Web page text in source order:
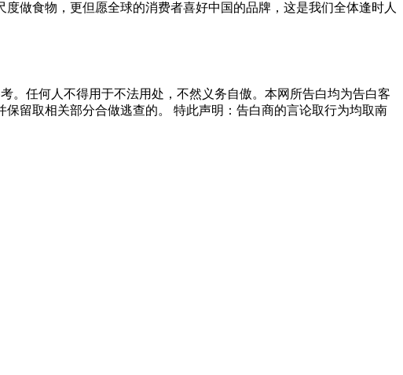
做食物，更但愿全球的消费者喜好中国的品牌，这是我们全体逢时人
。任何人不得用于不法用处，不然义务自傲。本网所告白均为告白客
留取相关部分合做逃查的。 特此声明：告白商的言论取行为均取南